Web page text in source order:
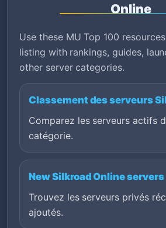
Online
Use these MU Top 100
listing with rankings, guides,
other server categories.
Classement des serveurs
Comparez les serveurs actifs
catégorie.
New Silkroad Online servers
Trouvez les serveurs privés
ajoutés.